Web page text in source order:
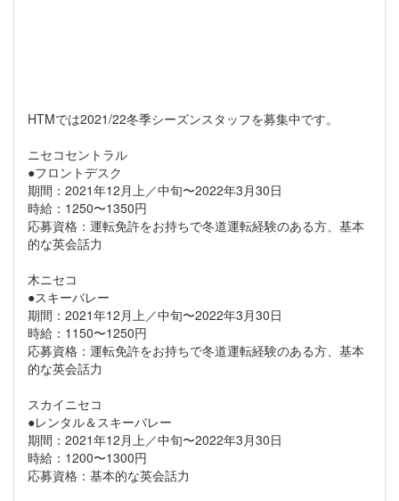
HTMでは2021/22冬季シーズンスタッフを募集中です。
ニセコセントラル
●フロントデスク
期間：2021年12月上／中旬〜2022年3月30日
時給：1250〜1350円
応募資格：運転免許をお持ちで冬道運転経験のある方、基本
的な英会話力
木ニセコ
●スキーバレー
期間：2021年12月上／中旬〜2022年3月30日
時給：1150〜1250円
応募資格：運転免許をお持ちで冬道運転経験のある方、基本
的な英会話力
スカイニセコ
●レンタル＆スキーバレー
期間：2021年12月上／中旬〜2022年3月30日
時給：1200〜1300円
応募資格：基本的な英会話力